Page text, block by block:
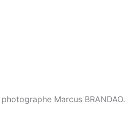
Marcus BRANDAO.